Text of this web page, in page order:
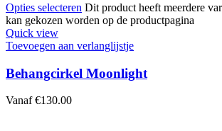
Opties selecteren Dit product heeft meerdere
kan gekozen worden op de productpagina
Quick view
Toevoegen aan verlanglijstje
Behangcirkel Moonlight
Vanaf €130.00